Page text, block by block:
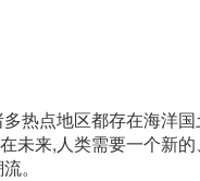
热点地区都存在海洋
未来,人类需要一个新
。